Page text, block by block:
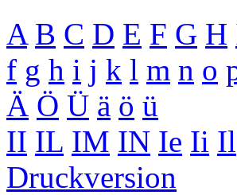
A B C D E F G H
f g h i j k l m n o
Ä Ö Ü ä ö ü
II IL IM IN Ie Ii Il
Druckversion